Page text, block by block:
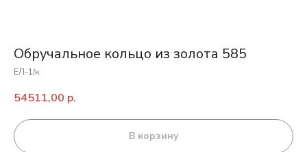
Обручальное кольцо из золота 585
ЕЛ-1/к
54511,00 р.
В корзину